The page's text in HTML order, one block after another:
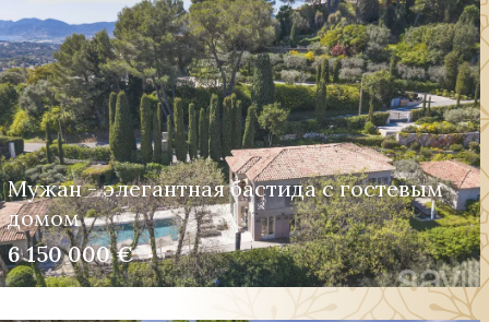
Мужан - элегантная бастида с гостевым
домом
6 150 000 €